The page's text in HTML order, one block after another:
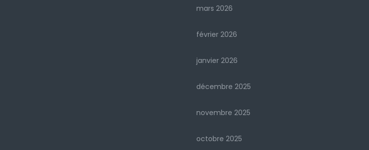
mars 2026
février 2026
janvier 2026
décembre 2025
novembre 2025
octobre 2025